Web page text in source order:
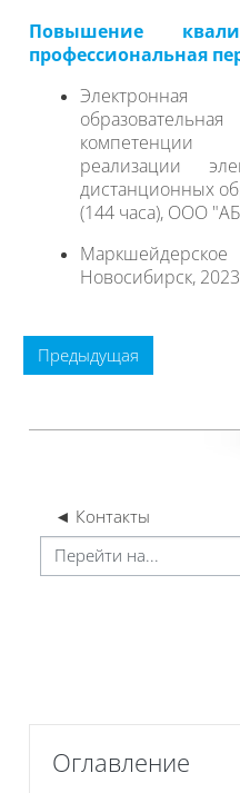
Повышение
профессиональная
компетенции
реализации
дистанционных
(144 часа), ООО
Новосибирск, 2023
Предыдущая
◄ Контакты
на...
Оглавление